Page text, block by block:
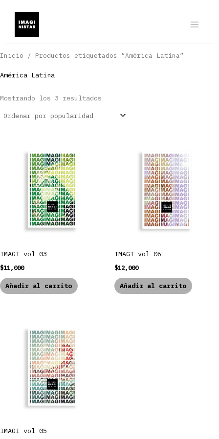
contenido
Inicio / Productos etiquetados “América Latina”
América Latina
Mostrando los 3 resultados
IMAGI vol 03
$11,000
Añadir al carrito
IMAGI vol 06
$12,000
Añadir al carrito
IMAGI vol 05